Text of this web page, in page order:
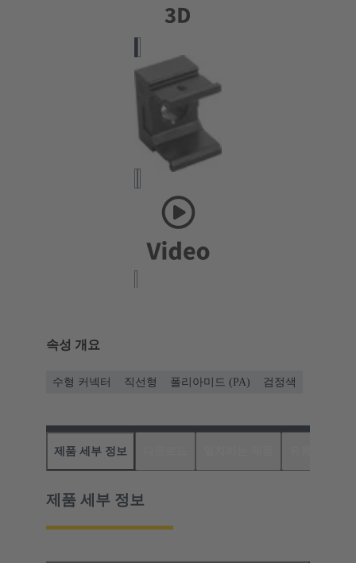
속성 개요
수형 커넥터 직선형 폴리아미드 (PA) 검정색
제품 세부 정보
제품 세부 정보